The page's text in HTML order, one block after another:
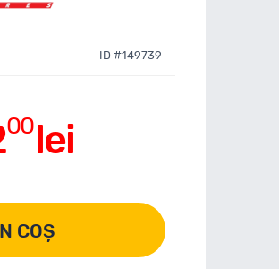
ID #149739
00lei
COȘ